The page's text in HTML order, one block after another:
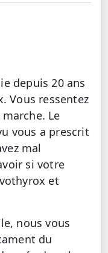
depuis 20 ans
Vous ressentez
Le
vous a prescrit
mal
si votre
et
nous vous
du